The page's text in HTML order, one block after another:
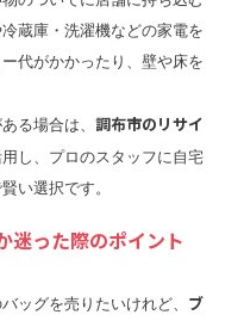
蔵庫・洗濯機などの家電を
代がかかったり、壁や床を
る場合は、 調布市のリサイ
し、プロのスタッフに自宅
い選択です。
迷った際のポイント
ッグを売りたいけれど、 ブ